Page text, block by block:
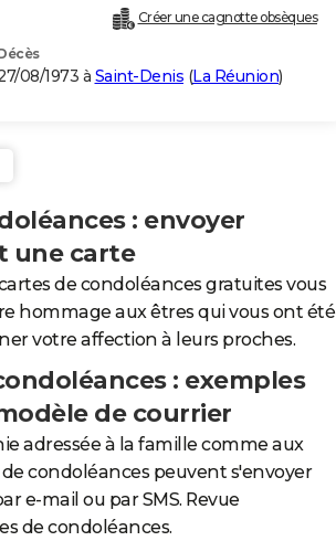
Créer une cagnotte obsèques
08/1973 à Saint-Denis (La Réunion)
: envoyer
une carte
de condoléances gratuites vous
hommage aux êtres qui vous ont été
votre affection à leurs proches.
: exemples
de courrier
adressée à la famille comme aux
de condoléances peuvent s'envoyer
e-mail ou par SMS. Revue
de condoléances.